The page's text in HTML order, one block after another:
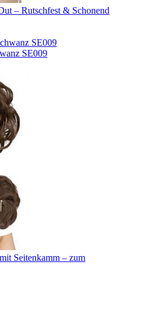
– Rutschfest & Schonend
SE009
Seitenkamm – zum